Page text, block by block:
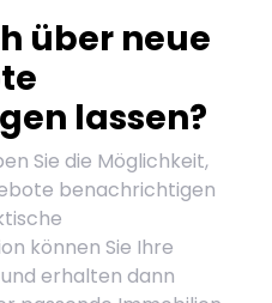
über neue
lassen?
Sie die Möglichkeit,
benachrichtigen
können Sie Ihre
erhalten dann